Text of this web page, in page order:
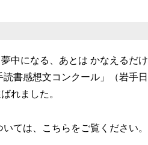
す
中になる、あとは かなえるだけ
書感想文コンクール」（岩手日
れました。
ては、こちらをご覧ください。